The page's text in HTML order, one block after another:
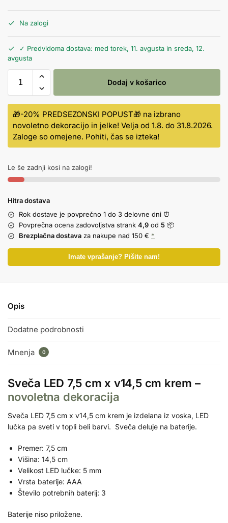
Na zalogi
✓ Predvidoma dostava: med torek, 11. avgusta in sreda, 12.
avgusta
Dodaj v košarico
🎁-20% PREDSEZONSKI POPUST🎁 na izbrano
novoletno dekoracijo in jelke! Velja od 1.8. do 31.8.2026.
Zaloge so omejene. Pohiti, čas se izteka!
Le še zadnji kosi na zalogi!
Hitra dostava
Rok dostave je povprečno 1 do 3 delovne dni ⏰
Povprečna ocena zadovoljstva strank 4,9 od 5 📦
Brezplačna dostava za nakupe nad 150 € *
Imate vprašanje? Pišite nam!
Opis
Dodatne podrobnosti
Mnenja 0
Sveča LED 7,5 cm x v14,5 cm krem –
novoletna dekoracija
Sveča LED 7,5 cm x v14,5 cm krem je izdelana iz voska, LED
lučka pa sveti v topli beli barvi. Sveča deluje na baterije.
Premer: 7,5 cm
Višina: 14,5 cm
Velikost LED lučke: 5 mm
Vrsta baterije: AAA
Število potrebnih baterij: 3
Baterije niso priložene.